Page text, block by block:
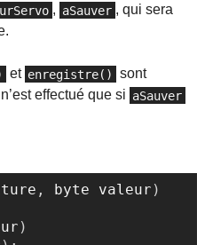
, aSauver , qui sera
et enregistre()
sont
effectué que si aSauver
, byte valeur )
)
Copier